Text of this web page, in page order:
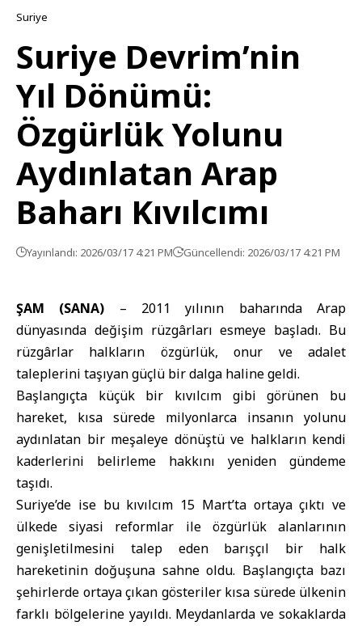
Suriye
Suriye Devrim’nin
Yıl Dönümü:
Özgürlük Yolunu
Aydınlatan Arap
Baharı Kıvılcımı
Yayınlandı: 2026/03/17 4:21 PM Güncellendi: 2026/03/17 4:21 PM
ŞAM (SANA) – 2011 yılının baharında Arap
dünyasında değişim rüzgârları esmeye başladı. Bu
rüzgârlar halkların özgürlük, onur ve adalet
taleplerini taşıyan güçlü bir dalga haline geldi.
Başlangıçta küçük bir kıvılcım gibi görünen bu
hareket, kısa sürede milyonlarca insanın yolunu
aydınlatan bir meşaleye dönüştü ve halkların kendi
kaderlerini belirleme hakkını yeniden gündeme
taşıdı.
Suriye’de ise bu kıvılcım 15 Mart’ta ortaya çıktı ve
ülkede siyasi reformlar ile özgürlük alanlarının
genişletilmesini talep eden barışçıl bir halk
hareketinin doğuşuna sahne oldu. Başlangıçta bazı
şehirlerde ortaya çıkan gösteriler kısa sürede ülkenin
farklı bölgelerine yayıldı. Meydanlarda ve sokaklarda